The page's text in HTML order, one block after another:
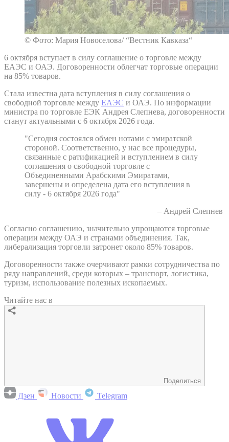
© Фото: Мария Новоселова/ “Вестник Кавказа“
6 октября вступает в силу соглашение о торговле между
ЕАЭС и ОАЭ. Договоренности облегчат торговые операции
на 85% товаров.
Стала известна дата вступления в силу соглашения о
свободной торговле между ЕАЭС и ОАЭ. По информации
министра по торговле ЕЭК Андрея Слепнева, договоренности
станут актуальными с 6 октября 2026 года.
"Сегодня состоялся обмен нотами с эмиратской
стороной. Соответственно, у нас все процедуры,
связанные с ратификацией и вступлением в силу
соглашения о свободной торговле с
Объединенными Арабскими Эмиратами,
завершены и определена дата его вступления в
силу - 6 октября 2026 года"
– Андрей Слепнев
Согласно соглашению, значительно упрощаются торговые
операции между ОАЭ и странами объединения. Так,
либерализация торговли затронет около 85% товаров.
Договоренности также очерчивают рамки сотрудничества по
ряду направлений, среди которых – транспорт, логистика,
туризм, использование полезных ископаемых.
Читайте нас в
Поделиться
Дзен Новости Telegram